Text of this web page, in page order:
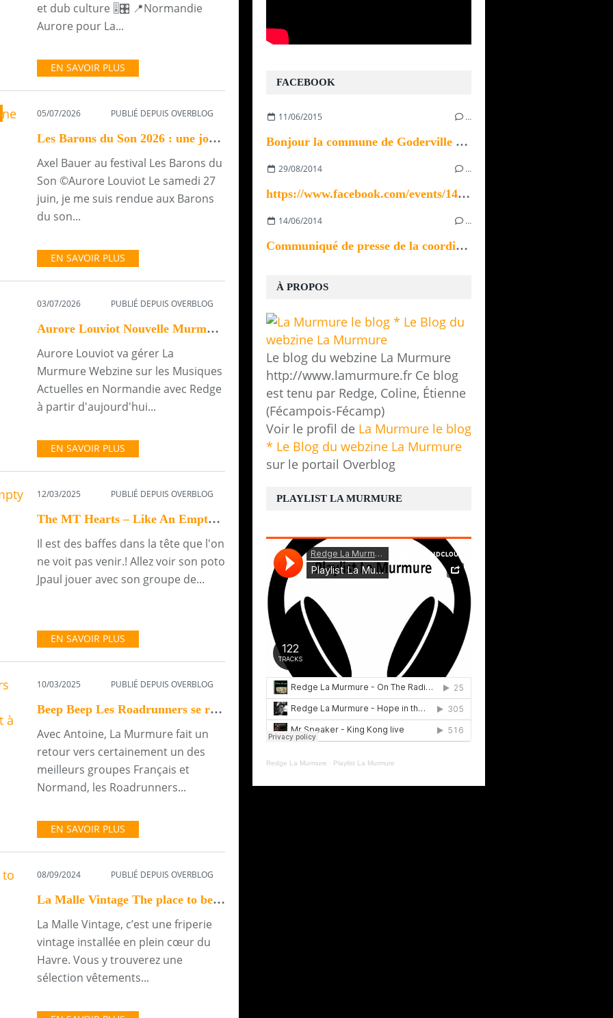
et dub culture 🎚️🎛️ 📍Normandie
Aurore pour La...
EN SAVOIR PLUS
05/07/2026 PUBLIÉ DEPUIS OVERBLOG
Les Barons du Son 2026 : une journée de rock foudroyante
Axel Bauer au festival Les Barons du
Son ©Aurore Louviot Le samedi 27
juin, je me suis rendue aux Barons
du son...
EN SAVOIR PLUS
03/07/2026 PUBLIÉ DEPUIS OVERBLOG
Aurore Louviot Nouvelle Murmurienne.
Aurore Louviot va gérer La
Murmure Webzine sur les Musiques
Actuelles en Normandie avec Redge
à partir d'aujourd'hui...
EN SAVOIR PLUS
12/03/2025 PUBLIÉ DEPUIS OVERBLOG
The MT Hearts – Like An Empty Life
Il est des baffes dans la tête que l'on
ne voit pas venir.! Allez voir son poto
Jpaul jouer avec son groupe de...
EN SAVOIR PLUS
10/03/2025 PUBLIÉ DEPUIS OVERBLOG
Beep Beep Les Roadrunners se reforment pour deux concerts uniques au Havre et à Paris.
Avec Antoine, La Murmure fait un
retour vers certainement un des
meilleurs groupes Français et
Normand, les Roadrunners...
EN SAVOIR PLUS
08/09/2024 PUBLIÉ DEPUIS OVERBLOG
La Malle Vintage The place to be pour les artistes de Normandie
La Malle Vintage, c’est une friperie
vintage installée en plein cœur du
Havre. Vous y trouverez une
sélection vêtements...
À PROPOS
Le blog du webzine La Murmure
http://www.lamurmure.fr Ce blog
est tenu par Redge, Coline, Étienne
(Fécampois-Fécamp)
Voir le profil de La Murmure le blog
* Le Blog du webzine La Murmure
sur le portail Overblog
FACEBOOK
11/06/2015 …
Bonjour la commune de Goderville recherche un ou...
29/08/2014 …
https://www.facebook.com/events/1433923370196535/
14/06/2014 …
Communiqué de presse de la coordination des...
PLAYLIST LA MURMURE
Redge La Murmure · Playlist La Murmure